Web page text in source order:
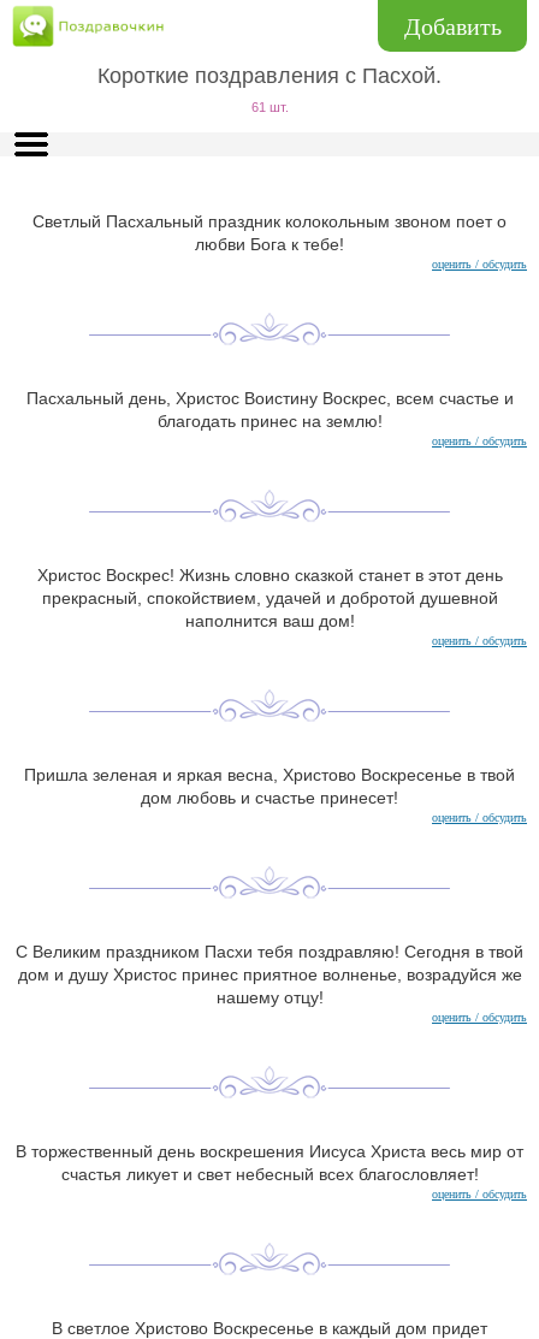
Добавить
Короткие поздравления с Пасхой.
61 шт.
Светлый Пасхальный праздник колокольным звоном поет о
любви Бога к тебе!
оценить / обсудить
Пасхальный день, Христос Воистину Воскрес, всем счастье и
благодать принес на землю!
оценить / обсудить
Христос Воскрес! Жизнь словно сказкой станет в этот день
прекрасный, спокойствием, удачей и добротой душевной
наполнится ваш дом!
оценить / обсудить
Пришла зеленая и яркая весна, Христово Воскресенье в твой
дом любовь и счастье принесет!
оценить / обсудить
С Великим праздником Пасхи тебя поздравляю! Сегодня в твой
дом и душу Христос принес приятное волненье, возрадуйся же
нашему отцу!
оценить / обсудить
В торжественный день воскрешения Иисуса Христа весь мир от
счастья ликует и свет небесный всех благословляет!
оценить / обсудить
В светлое Христово Воскресенье в каждый дом придет